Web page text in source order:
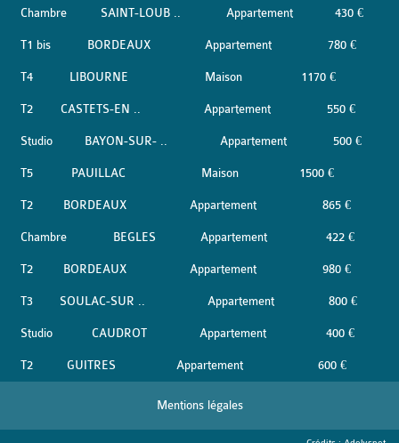
Chambre SAINT-LOUB .. Appartement 430 €
T1 bis BORDEAUX Appartement 780 €
T4 LIBOURNE Maison 1170 €
T2 CASTETS-EN .. Appartement 550 €
Studio BAYON-SUR- .. Appartement 500 €
T5 PAUILLAC Maison 1500 €
T2 BORDEAUX Appartement 865 €
Chambre BEGLES Appartement 422 €
T2 BORDEAUX Appartement 980 €
T3 SOULAC-SUR .. Appartement 800 €
Studio CAUDROT Appartement 400 €
T2 GUITRES Appartement 600 €
Mentions légales